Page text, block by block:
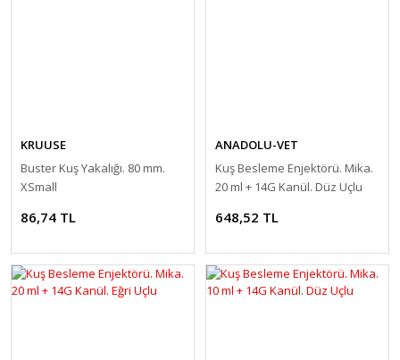
KRUUSE
Buster Kuş Yakalığı. 80 mm.
XSmall
86,74 TL
ANADOLU-VET
Kuş Besleme Enjektörü. Mika.
20 ml + 14G Kanül. Düz Uçlu
648,52 TL